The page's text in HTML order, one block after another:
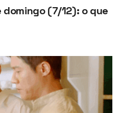
domingo (7/12): o que